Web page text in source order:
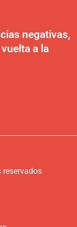
negativas,
a la
reservados